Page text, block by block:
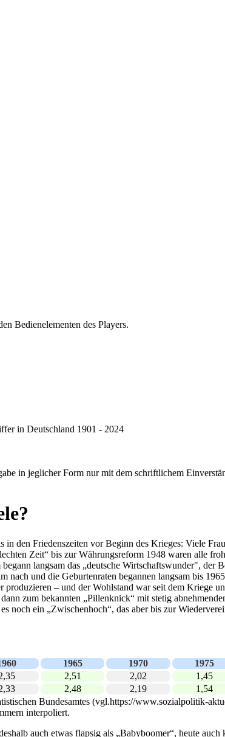
Bedienelementen des Players.
in Deutschland 1901 - 2024
in jeglicher Form nur mit dem schriftlichem
den Friedenszeiten vor Beginn des Krieges: Viele
Zeit“ bis zur Währungsreform 1948 waren alle
langsam das „deutsche Wirtschaftswunder", der
und die Geburtenraten begannen langsam bis
– und der Wohlstand war seit dem Kriege
zum bekannten „Pillenknick“ mit stetig
ein „Zwischenhoch“, das aber bis zur
1965 1970 1975
2,51 2,02 1,45
2,48 2,19 1,54
Bundesamtes (vgl.https://www.sozialpolitik-
interpoliert.
auch etwas flapsig als „Babyboomer“, heute